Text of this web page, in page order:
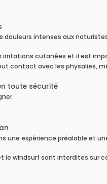
intenses aux
irritations cutanées et il est
contact avec les physalies,
toute sécurité
une expérience préalable et
windsurf sont interdites sur